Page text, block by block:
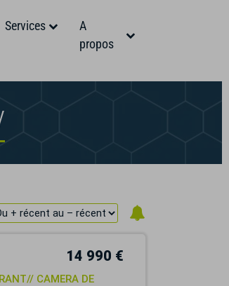
Services
A
propos
14 990 €
CAMERA DE